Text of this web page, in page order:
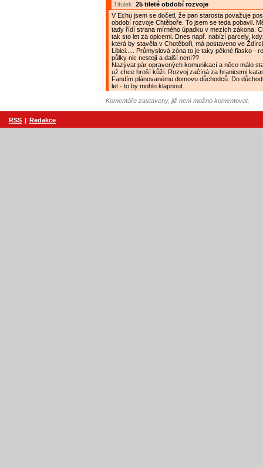
Titulek: 25 tileté období rozvoje
V Echu jsem se dočetl, že pan starosta považuje
období rozvoje Chtěboře. To jsem se teda pobavil.
tady řídí strana mírného úpadku v mezích zákona.
tak sto let za opicemi. Dnes např. nabízí parcely,
která by stavěla v Chotěboři, má postaveno ve
Libici..... Průmyslová zóna to je taky pěkné fiasko -
půlky nic nestojí a další není??
Nazývat pár opravených komunikací a něco málo
už chce hroší kůži. Rozvoj začíná za hranicemi
Fandím plánovanému domovu důchodců. Do
let - to by mohlo klapnout.
Komentáře zastaveny, již není možno komentovat.
RSS | Redakce